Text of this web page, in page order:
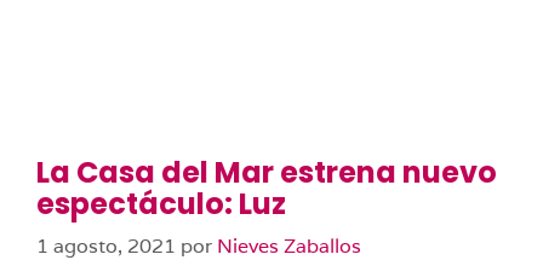
La Casa del Mar estrena nuevo
espectáculo: Luz
1 agosto, 2021 por Nieves Zaballos